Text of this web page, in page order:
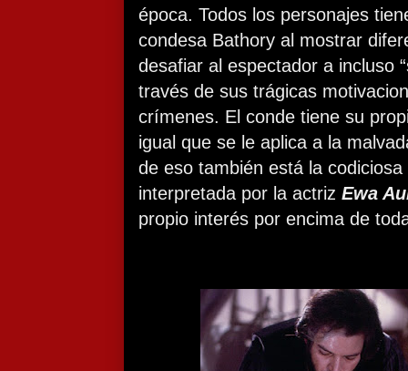
época. Todos los personajes
condesa Bathory al mostrar
desafiar al espectador a incluso
través de sus trágicas
crímenes. El conde tiene su
igual que se le aplica a la
de eso también está la
interpretada por la actriz Ewa
propio interés por encima de